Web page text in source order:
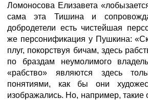
Ломоносова Елизавета
сама эта Тишина и
добродетели есть чистейшая
же персонификация у Пушкина:
плуг, покорствуя бичам, здесь
по браздам неумолимого
«рабство» являются здесь
понятиями, как бы они
изображались. Но, например, такие